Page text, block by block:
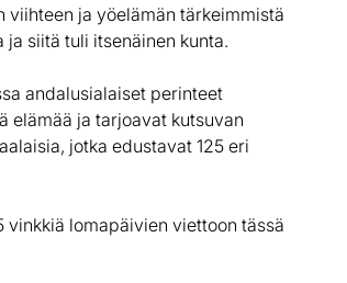
viihteen ja yöelämän tärkeimmistä
siitä tuli itsenäinen kunta.
andalusialaiset perinteet
elämää ja tarjoavat kutsuvan
jotka edustavat 125 eri
vinkkiä lomapäivien viettoon tässä